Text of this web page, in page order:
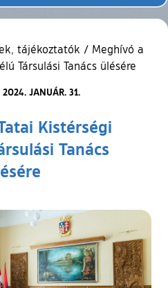
tájékoztatók / Meghívó a
Társulási Tanács ülésére
2024. JANUÁR. 31.
Kistérségi
Tanács